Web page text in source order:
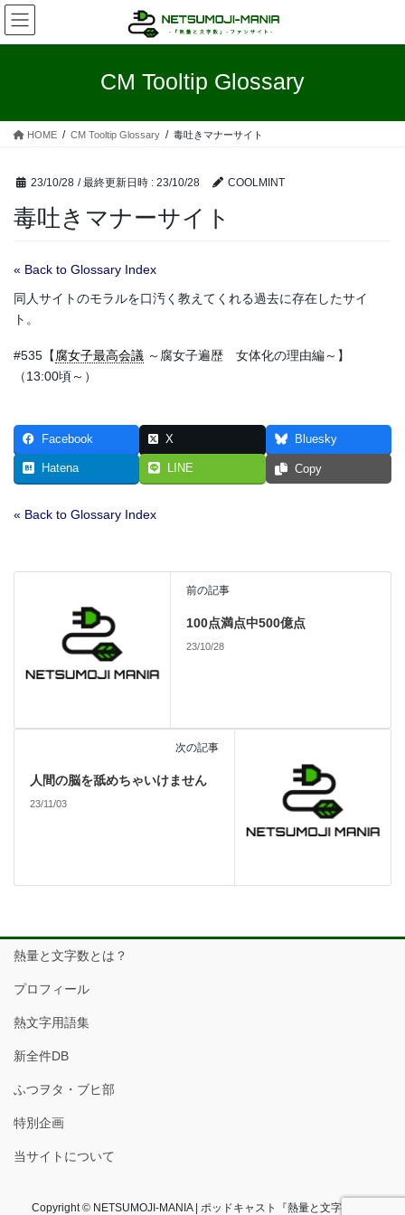
コ
ン
テ
ス
ナ
ビ
ゲ
ン
CM Tooltip Glossary
HOME CM Tooltip Glossary 毒吐きマナーサイト
23/10/28 / 最終更新日時 : 23/10/28 COOLMINT
毒吐きマナーサイト
« Back to Glossary Index
同人サイトのモラルを口汚く教えてくれる過去に存在したサイ
ト。
#535【腐女子最高会議 ～腐女子遍歴 女体化の理由編～】
（13:00頃～）
Facebook X Bluesky
Hatena LINE Copy
« Back to Glossary Index
前の記事
100点満点中500億点
23/10/28
次の記事
人間の脳を舐めちゃいけません
23/11/03
熱量と文字数とは？
プロフィール
熱文字用語集
新全件DB
ふつヲタ・ブヒ部
特別企画
当サイトについて
Copyright © NETSUMOJI-MANIA | ポッドキャスト『熱量と文字数』フ